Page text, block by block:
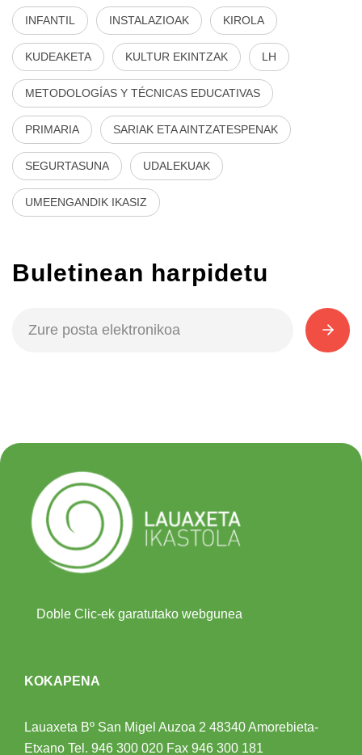
INFANTIL INSTALAZIOAK KIROLA
KUDEAKETA KULTUR EKINTZAK LH
METODOLOGÍAS Y TÉCNICAS EDUCATIVAS
PRIMARIA SARIAK ETA AINTZATESPENAK
SEGURTASUNA UDALEKUAK
UMEENGANDIK IKASIZ
Buletinean harpidetu
Doble Clic-ek garatutako webgunea
KOKAPENA
Lauaxeta Bº San Migel Auzoa 2 48340 Amorebieta-
Etxano Tel. 946 300 020 Fax 946 300 181